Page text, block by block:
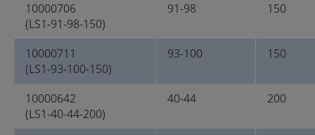
10000706
(LS1-91-98-150)
91-98 150
10000711
(LS1-93-100-150)
93-100 150
10000642
(LS1-40-44-200)
40-44 200